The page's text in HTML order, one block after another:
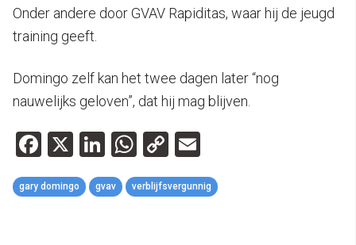
Onder andere door GVAV Rapiditas, waar hij de jeugd
training geeft.
Domingo zelf kan het twee dagen later “nog
nauwelijks geloven”, dat hij mag blijven.
Facebook
X LinkedIn
WhatsApp
Copy
Link
gary domingo gvav verblijfsvergunnig